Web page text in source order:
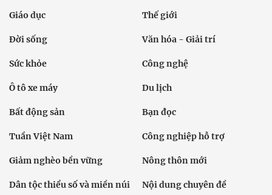
Giáo dục Thế giới
Đời sống Văn hóa - Giải trí
Sức khỏe Công nghệ
Ô tô xe máy Du lịch
Bất động sản Bạn đọc
Tuần Việt Nam Công nghiệp hỗ trợ
Giảm nghèo bền vững Nông thôn mới
Dân tộc thiểu số và miền núi Nội dung chuyên đề